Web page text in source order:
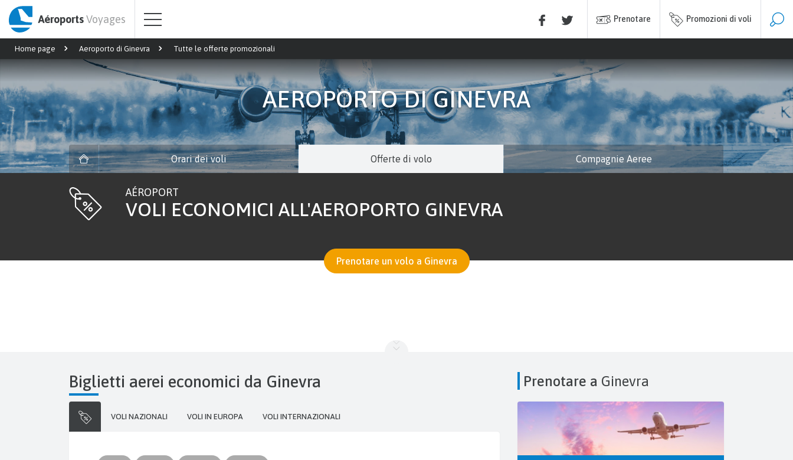
AéroportsVoyages Prenotare Promozioni di voli
Home page Aeroporto di Ginevra Tutte le offerte promozionali
AEROPORTO DI GINEVRA
Orari dei voli Offerte di volo Compagnie Aeree
AÉROPORT
VOLI ECONOMICI ALL'AEROPORTO GINEVRA
Prenotare un volo a Ginevra
Biglietti aerei economici da Ginevra
VOLI NAZIONALI VOLI IN EUROPA VOLI INTERNAZIONALI
Prenotare a Ginevra